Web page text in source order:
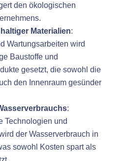
den ökologischen
Materialien:
Wartungsarbeiten wird
Baustoffe und
gesetzt, die sowohl die
den Innenraum gesünder
:
Technologien und
der Wasserverbrauch in
sowohl Kosten spart als